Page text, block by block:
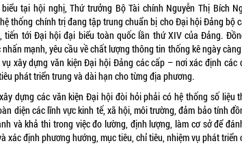
tại hội nghị, Thứ trưởng Bộ Tài chính Nguyễn Thị Bích
thống chính trị đang tập trung chuẩn bị cho Đại hội Đảng bộ
tiến tới Đại hội đại biểu toàn quốc lần thứ XIV của Đảng.
nhấn mạnh, yêu cầu về chất lượng thông tin thống kê ngày
xây dựng văn kiện Đại hội Đảng các cấp – nơi xác định các
phát triển trung và dài hạn cho từng địa phương.
dựng các văn kiện Đại hội đòi hỏi phải có hệ thống số liệu
diện các lĩnh vực kinh tế, xã hội, môi trường, đảm bảo tính
và khả thi trong việc đo lường, định lượng, làm cơ sở để
xác định phương hướng, mục tiêu, chỉ tiêu, nhiệm vụ phát triển